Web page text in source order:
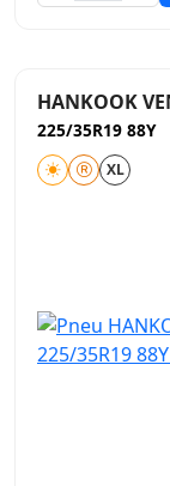
HANKOOK
225/35R19 88Y
XL